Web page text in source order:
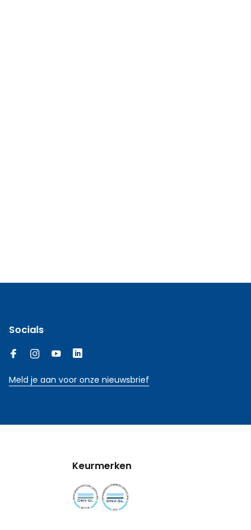
Socials
Meld je aan voor onze nieuwsbrief
Keurmerken